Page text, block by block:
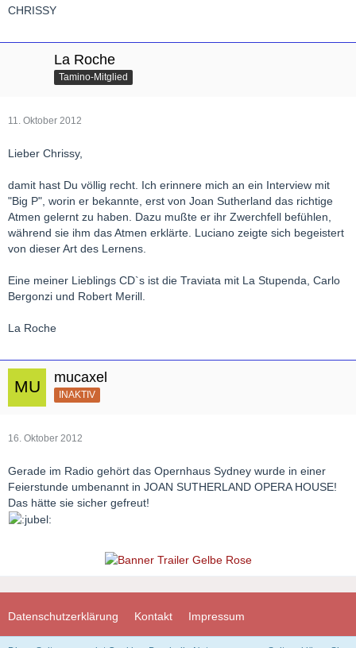
CHRISSY
La Roche
Tamino-Mitglied
11. Oktober 2012
Lieber Chrissy,
damit hast Du völlig recht. Ich erinnere mich an ein Interview mit
"Big P", worin er bekannte, erst von Joan Sutherland das richtige
Atmen gelernt zu haben. Dazu mußte er ihr Zwerchfell befühlen,
während sie ihm das Atmen erklärte. Luciano zeigte sich begeistert
von dieser Art des Lernens.
Eine meiner Lieblings CD`s ist die Traviata mit La Stupenda, Carlo
Bergonzi und Robert Merill.
La Roche
mucaxel
INAKTIV
16. Oktober 2012
Gerade im Radio gehört das Opernhaus Sydney wurde in einer
Feierstunde umbenannt in JOAN SUTHERLAND OPERA HOUSE!
Das hätte sie sicher gefreut!
Datenschutzerklärung Kontakt Impressum